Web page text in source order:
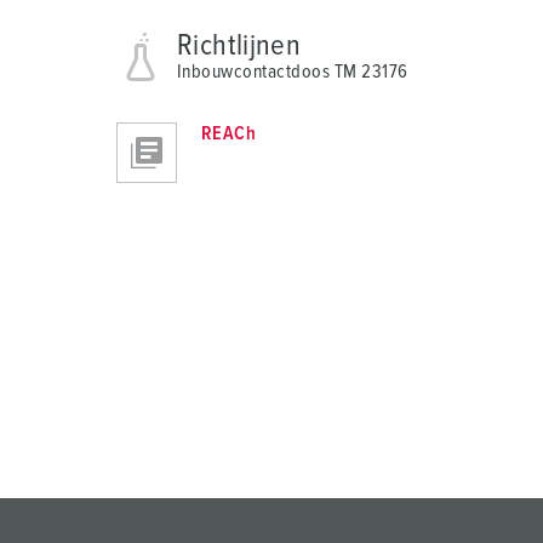
Richtlijnen
Inbouwcontactdoos TM 23176
REACh